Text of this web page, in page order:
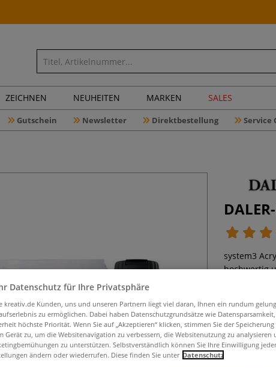
ZEICHNEN NEUHEITEN MARKEN SALES
Gutschein Newsletter Direktbestellung Service
system3
hochwertig
und
Datenschutz für Ihre Privatsphäre
kreativ.de Kunden, uns und unseren Partnern liegt viel daran, Ihnen ein rundum
zu ermöglichen. Dabei haben Datenschutzgrundsätze wie
höchste Priorität. Wenn Sie auf „Akzeptieren“ klicken, stimmen Sie der
Gerät zu, um die Websitenavigation zu verbessern, die Websitenutzung zu analysieren
zu unterstützen. Selbstverständlich können Sie Ihre Einwilligung
ändern oder wiederrufen. Diese finden Sie unter Datenschutz